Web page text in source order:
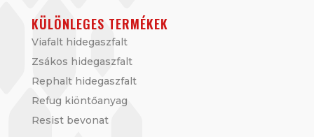
KÜLÖNLEGES TERMÉKEK
Viafalt hidegaszfalt
Zsákos hidegaszfalt
Rephalt hidegaszfalt
Refug kiöntőanyag
Resist bevonat